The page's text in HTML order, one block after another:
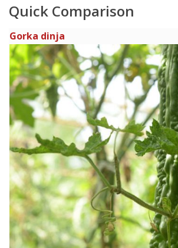
Quick Comparison
Gorka dinja